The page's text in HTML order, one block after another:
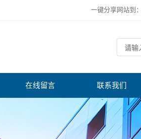
一键分享网站到：
在线留言 联系我们